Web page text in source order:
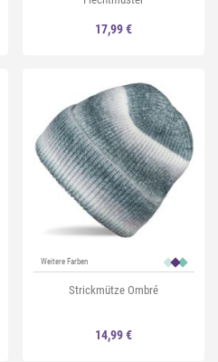
17,99 €
Weitere Farben
Strickmütze Ombré
14,99 €